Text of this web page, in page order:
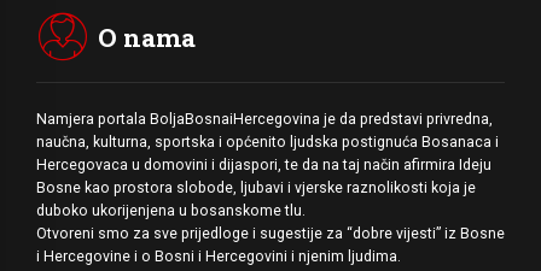
O nama
Namjera portala BoljaBosnaiHercegovina je da predstavi privredna,
naučna, kulturna, sportska i općenito ljudska postignuća Bosanaca i
Hercegovaca u domovini i dijaspori, te da na taj način afirmira Ideju
Bosne kao prostora slobode, ljubavi i vjerske raznolikosti koja je
duboko ukorijenjena u bosanskome tlu.
Otvoreni smo za sve prijedloge i sugestije za “dobre vijesti” iz Bosne
i Hercegovine i o Bosni i Hercegovini i njenim ljudima.